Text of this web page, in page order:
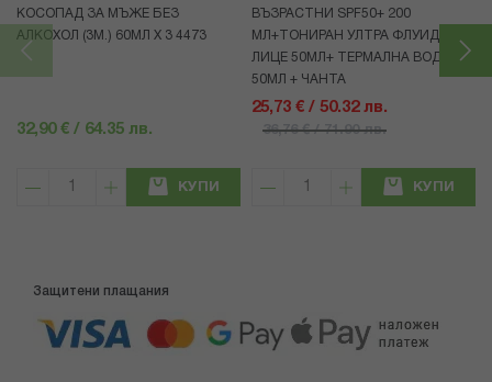
КОСОПАД ЗА МЪЖЕ БЕЗ
АЛКОХОЛ (3М.) 60МЛ X 3 4473
32,90 € / 64.35 лв.
КУПИ
ВЪЗРАСТНИ SPF50+ 200
МЛ+ТОНИРАН УЛТРА ФЛУИД ЗА
ЛИЦЕ 50МЛ+ ТЕРМАЛНА ВОДА
50МЛ + ЧАНТА
25,73 € / 50.32 лв.
36,76 € / 71.90 лв.
КУПИ
Защитени плащания